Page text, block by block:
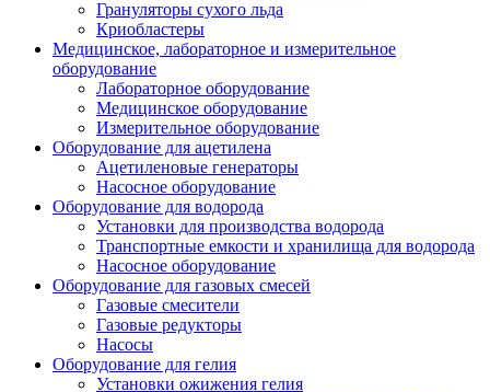
Грануляторы сухого льда
Криобластеры
Медицинское, лабораторное и измерительное
оборудование
Лабораторное оборудование
Медицинское оборудование
Измерительное оборудование
Оборудование для ацетилена
Ацетиленовые генераторы
Насосное оборудование
Оборудование для водорода
Установки для производства водорода
Транспортные емкости и хранилища для водорода
Насосное оборудование
Оборудование для газовых смесей
Газовые смесители
Газовые редукторы
Насосы
Оборудование для гелия
Установки ожижения гелия